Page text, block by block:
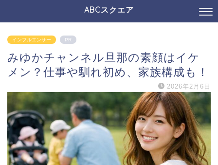
ABCスクエア
インフルエンサー PR
みゆかチャンネル旦那の素顔はイケ
メン？仕事や馴れ初め、家族構成も！
2026年2月6日